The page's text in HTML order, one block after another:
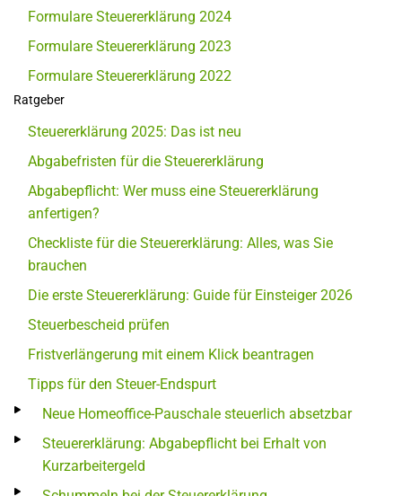
Formulare Steuererklärung 2024
Formulare Steuererklärung 2023
Formulare Steuererklärung 2022
Ratgeber
Steuererklärung 2025: Das ist neu
Abgabefristen für die Steuererklärung
Abgabepflicht: Wer muss eine Steuererklärung
anfertigen?
Checkliste für die Steuererklärung: Alles, was Sie
brauchen
Die erste Steuererklärung: Guide für Einsteiger 2026
Steuerbescheid prüfen
Fristverlängerung mit einem Klick beantragen
Tipps für den Steuer-Endspurt
Neue Homeoffice-Pauschale steuerlich absetzbar
Steuererklärung: Abgabepflicht bei Erhalt von
Kurzarbeitergeld